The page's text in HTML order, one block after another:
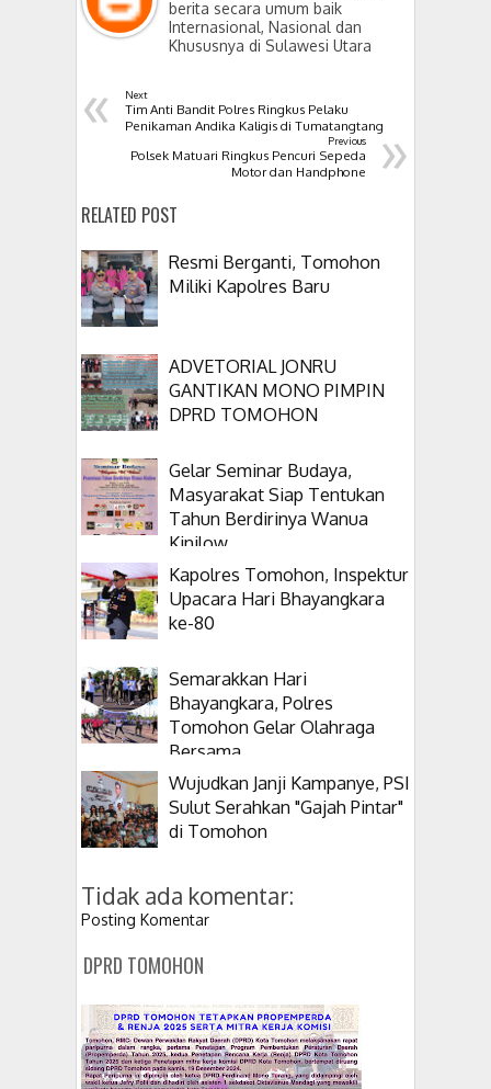
berita secara umum baik
Internasional, Nasional dan
Khususnya di Sulawesi Utara
« Next
Tim Anti Bandit Polres Ringkus Pelaku
Penikaman Andika Kaligis di Tumatangtang»
Previous
Polsek Matuari Ringkus Pencuri Sepeda
Motor dan Handphone
RELATED POST
Resmi Berganti, Tomohon
Miliki Kapolres Baru
ADVETORIAL JONRU
GANTIKAN MONO PIMPIN
DPRD TOMOHON
Gelar Seminar Budaya,
Masyarakat Siap Tentukan
Tahun Berdirinya Wanua
Kinilow
Kapolres Tomohon, Inspektur
Upacara Hari Bhayangkara
ke-80
Semarakkan Hari
Bhayangkara, Polres
Tomohon Gelar Olahraga
Bersama
Wujudkan Janji Kampanye, PSI
Sulut Serahkan "Gajah Pintar"
di Tomohon
Tidak ada komentar:
Posting Komentar
DPRD TOMOHON